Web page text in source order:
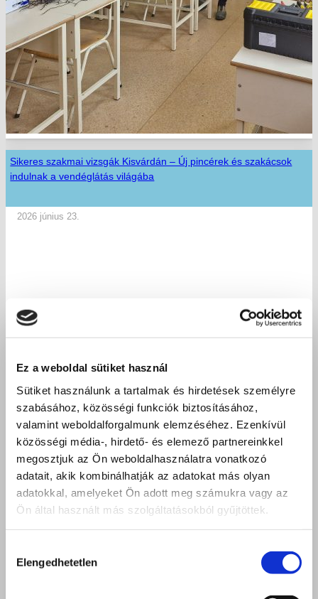
Ez a weboldal sütiket használ
Sütiket használunk a tartalmak és hirdetések személyre
szabásához, közösségi funkciók biztosításához,
valamint weboldalforgalmunk elemzéséhez. Ezenkívül
közösségi média-, hirdető- és elemező partnereinkkel
megosztjuk az Ön weboldalhasználatra vonatkozó
adatait, akik kombinálhatják az adatokat más olyan
adatokkal, amelyeket Ön adott meg számukra vagy az
Ön által használt más szolgáltatásokból gyűjtöttek.
kiválasztása
Elengedhetetlen
Sikeres szakmai vizsgák Kisvárdán – Új pincérek és szakácsok
indulnak a vendéglátás világába
2026 június 23.